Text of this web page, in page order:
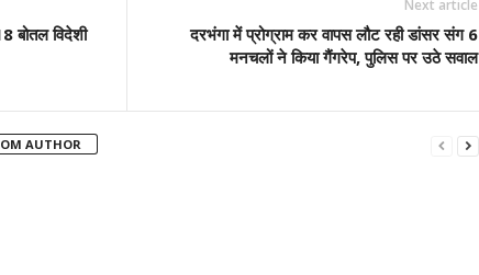
बोतल विदेशी
Next article
दरभंगा में प्रोग्राम कर वापस लौट रही डांसर संग 6
मनचलों ने किया गैंगरेप, पुलिस पर उठे सवाल
AUTHOR